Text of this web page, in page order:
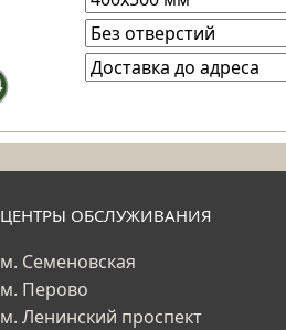
ЦЕНТРЫ ОБСЛУЖИВАНИЯ
м. Семеновская
м. Перово
м. Ленинский проспект